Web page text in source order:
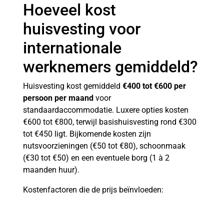
Hoeveel kost
huisvesting voor
internationale
werknemers gemiddeld?
Huisvesting kost gemiddeld €400 tot €600 per
persoon per maand voor
standaardaccommodatie. Luxere opties kosten
€600 tot €800, terwijl basishuisvesting rond €300
tot €450 ligt. Bijkomende kosten zijn
nutsvoorzieningen (€50 tot €80), schoonmaak
(€30 tot €50) en een eventuele borg (1 à 2
maanden huur).
Kostenfactoren die de prijs beïnvloeden: